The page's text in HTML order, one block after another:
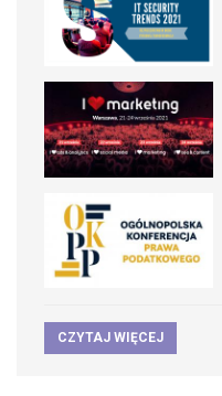
CZYTAJ WIĘCEJ